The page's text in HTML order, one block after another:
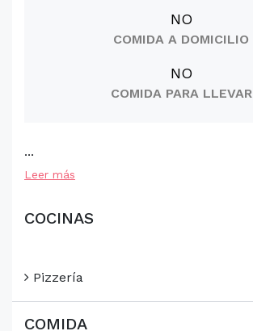
NO
COMIDA A DOMICILIO
NO
COMIDA PARA LLEVAR
...
Leer más
COCINAS
Pizzería
COMIDA